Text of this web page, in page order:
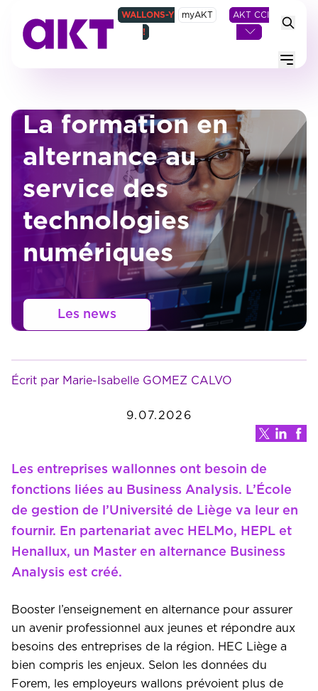
WALLONS-Y
!
myAKT AKT CCI
Menu
La formation en
alternance au
service des
technologies
numériques
Les news
Écrit par Marie-Isabelle GOMEZ CALVO
9.07.2026
Les entreprises wallonnes ont besoin de
fonctions liées au Business Analysis. L’École
de gestion de l’Université de Liège va leur en
fournir. En partenariat avec HELMo, HEPL et
Henallux, un Master en alternance Business
Analysis est créé.
Booster l’enseignement en alternance pour assurer
un avenir professionnel aux jeunes et répondre aux
besoins des entreprises de la région. HEC Liège a
bien compris les enjeux. Selon les données du
Forem, les employeurs wallons prévoient plus de